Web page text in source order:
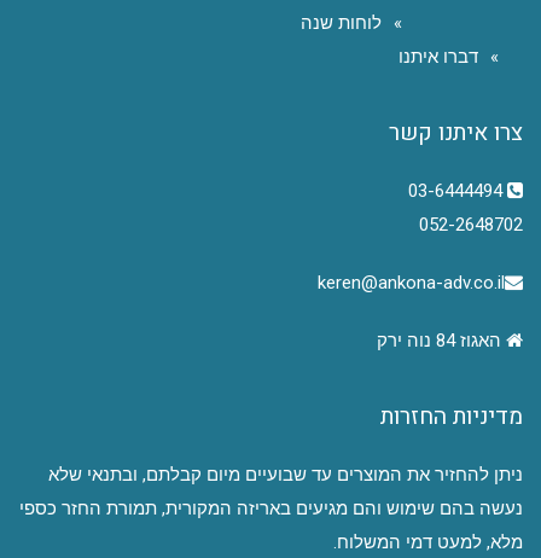
לוחות שנה
דברו איתנו
צרו איתנו קשר
03-6444494
052-2648702
keren@ankona-adv.co.il
האגוז 84 נוה ירק
מדיניות החזרות
ניתן להחזיר את המוצרים עד שבועיים מיום קבלתם, ובתנאי שלא
נעשה בהם שימוש והם מגיעים באריזה המקורית, תמורת החזר כספי
מלא, למעט דמי המשלוח.